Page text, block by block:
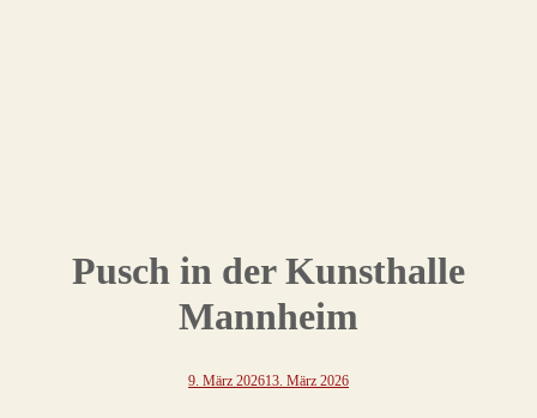
Pusch in der Kunsthalle
Mannheim
9. März 202613. März 2026